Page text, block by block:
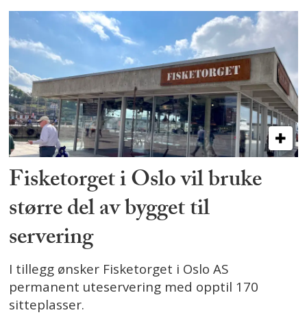
Fisketorget i Oslo vil bruke
større del av bygget til
servering
I tillegg ønsker Fisketorget i Oslo AS
permanent uteservering med opptil 170
sitteplasser.